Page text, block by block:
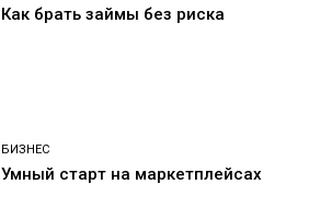
Как брать займы без риска
БИЗНЕС
Умный старт на маркетплейсах